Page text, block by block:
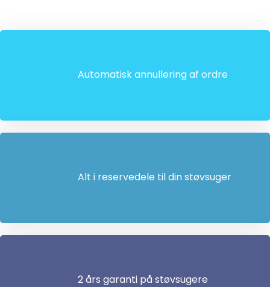
Automatisk annullering af ordre
Alt i reservedele til din støvsuger
2 års garanti på støvsugere